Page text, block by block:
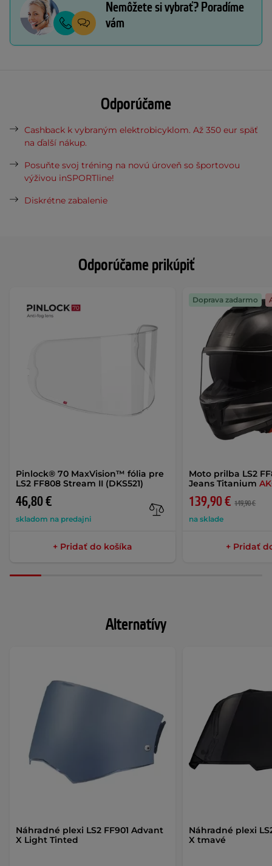
Odporúčame prikúpiť
Pinlock® 70 MaxVision™ fólia pre
LS2 FF808 Stream II (DKS521)
46,80 €
skladom na predajni
+ Pridať do košíka
Moto prilba LS2
Jeans Titanium
139,90 € 149,90 €
na sklade
Doprava zadarmo
+ Pridať
Nemôžete si vybrať? Poradíme
vám
Odporúčame
Cashback k vybraným elektrobicyklom. Až 350 eur späť
na ďalší nákup.
Posuňte svoj tréning na novú úroveň so športovou
výživou inSPORTline!
Diskrétne zabalenie
Alternatívy
Náhradné plexi LS2 FF901 Advant
X Light Tinted
Náhradné plexi
X tmavé